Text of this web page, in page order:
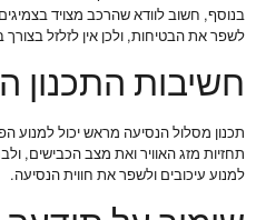
בנוסף, חשוב לוודא שהרכב מצויד
לשפר את הבטיחות, ולכן אין לזלזל בצורך
חשיבות התכנון
תכנון מסלול הנסיעה מראש יכול למנוע
תחזיות מזג האוויר ואת מצב הכבישים,
למנוע עיכובים ולשפר את חווית הנסיעה.